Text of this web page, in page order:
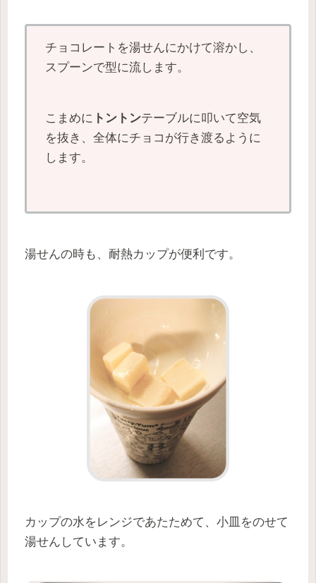
チョコレートを湯せんにかけて溶かし、
スプーンで型に流します。
こまめに トントンテーブルに叩いて空気
を抜き、全体にチョコが行き渡るように
します。
湯せんの時も、耐熱カップが便利です。
カップの水をレンジであたためて、小皿をのせて
湯せんしています。